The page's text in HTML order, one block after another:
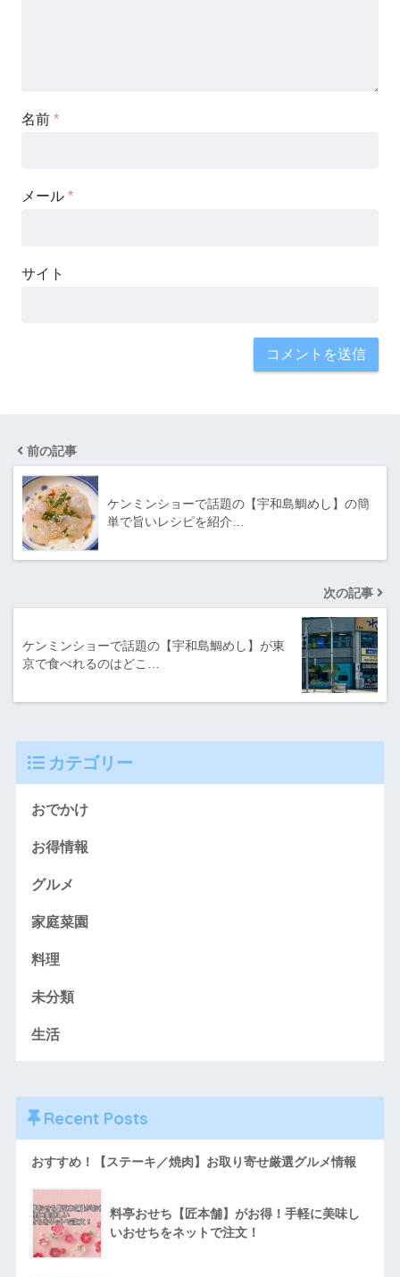
名前 *
メール *
サイト
前の記事
ケンミンショーで話題の【宇和島鯛めし】の簡
単で旨いレシピを紹介…
次の記事
ケンミンショーで話題の【宇和島鯛めし】が東
京で食べれるのはどこ…
カテゴリー
おでかけ
お得情報
グルメ
家庭菜園
料理
未分類
生活
Recent Posts
おすすめ！【ステーキ／焼肉】お取り寄せ厳選グルメ情報
料亭おせち【匠本舗】がお得！手軽に美味し
いおせちをネットで注文！